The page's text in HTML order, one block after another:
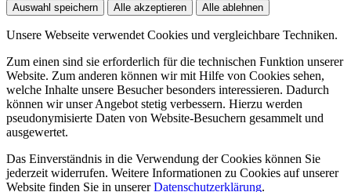
Auswahl speichern Alle akzeptieren Alle ablehnen
Unsere Webseite verwendet Cookies und vergleichbare Techniken.
Zum einen sind sie erforderlich für die technischen Funktion unserer
Website. Zum anderen können wir mit Hilfe von Cookies sehen,
welche Inhalte unsere Besucher besonders interessieren. Dadurch
können wir unser Angebot stetig verbessern. Hierzu werden
pseudonymisierte Daten von Website-Besuchern gesammelt und
ausgewertet.
Das Einverständnis in die Verwendung der Cookies können Sie
jederzeit widerrufen. Weitere Informationen zu Cookies auf unserer
Website finden Sie in unsererDatenschutzerklärung.